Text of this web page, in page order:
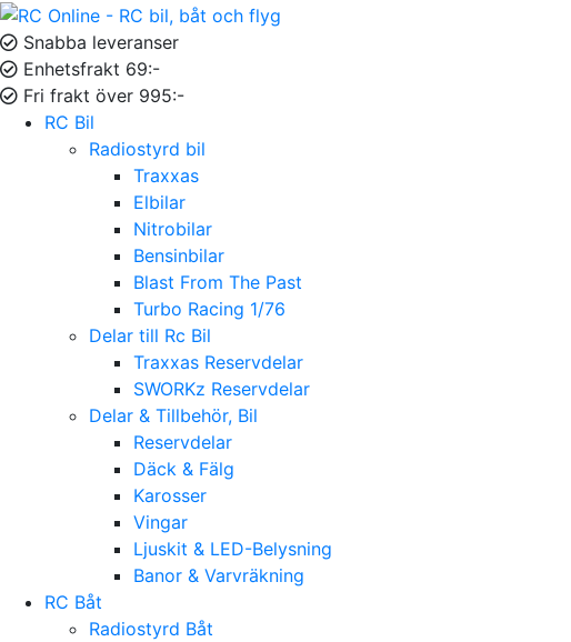
Snabba leveranser
Enhetsfrakt 69:-
Fri frakt över 995:-
RC Bil
Radiostyrd bil
Traxxas
Elbilar
Nitrobilar
Bensinbilar
Blast From The Past
Turbo Racing 1/76
Delar till Rc Bil
Traxxas Reservdelar
SWORKz Reservdelar
Delar & Tillbehör, Bil
Reservdelar
Däck & Fälg
Karosser
Vingar
Ljuskit & LED-Belysning
Banor & Varvräkning
RC Båt
Radiostyrd Båt